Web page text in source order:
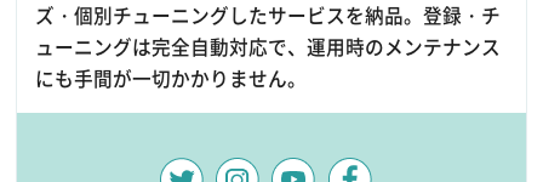
ズ・個別チューニングしたサービスを納品。登録・チ
ューニングは完全自動対応で、運用時のメンテナンス
にも手間が一切かかりません。